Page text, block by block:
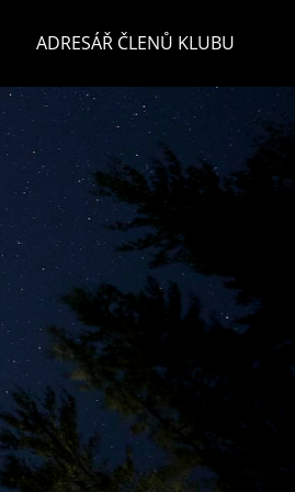
ADRESÁŘ ČLENŮ KLUBU